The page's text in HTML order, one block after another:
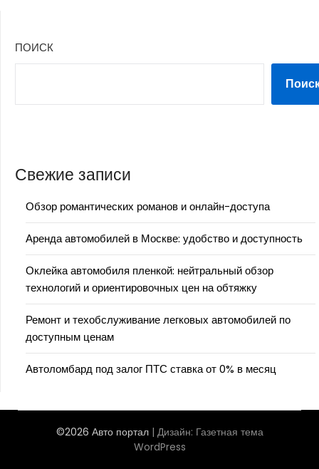
ПОИСК
Свежие записи
Обзор романтических романов и онлайн-доступа
Аренда автомобилей в Москве: удобство и доступность
Оклейка автомобиля пленкой: нейтральный обзор
технологий и ориентировочных цен на обтяжку
Ремонт и техобслуживание легковых автомобилей по
доступным ценам
Автоломбард под залог ПТС ставка от 0% в месяц
©2026 Авто портал | Дизайн: Газетная тема
WordPress